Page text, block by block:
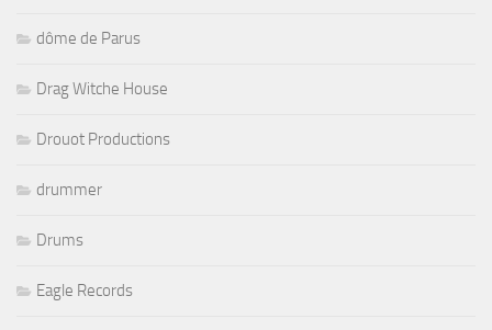
dôme de Parus
Drag Witche House
Drouot Productions
drummer
Drums
Eagle Records